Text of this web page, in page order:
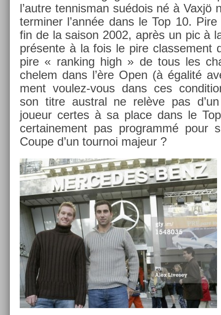
l’autre ten­nisman suédois né à Vaxjö
ter­min­er l’année dans le Top 10.
fin de la saison 2002, après un pic à
présente à la fois le pire clas­se­ment
pire « rank­ing high » de tous les
chelem dans l’ère Open (à égalité
ment voulez-vous dans ces
son titre austr­al ne relève pas
joueur cer­tes à sa place dans le
cer­taine­ment pas pro­grammé pour
Coupe d’un tour­noi majeur ?